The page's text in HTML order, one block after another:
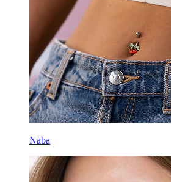
Naba